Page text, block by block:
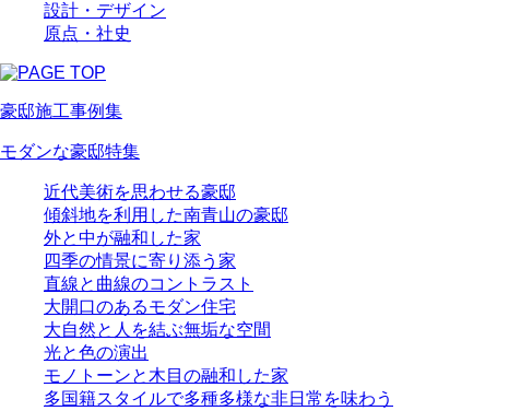
設計・デザイン
原点・社史
豪邸施工事例集
モダンな豪邸特集
近代美術を思わせる豪邸
傾斜地を利用した南青山の豪邸
外と中が融和した家
四季の情景に寄り添う家
直線と曲線のコントラスト
大開口のあるモダン住宅
大自然と人を結ぶ無垢な空間
光と色の演出
モノトーンと木目の融和した家
多国籍スタイルで多種多様な非日常を味わう